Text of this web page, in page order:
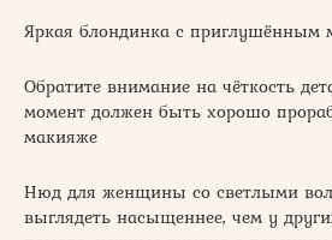
Яркая блондинка с приглушённым
Обратите внимание на чёткость
момент должен быть хорошо
макияже
Нюд для женщины со светлыми
выглядеть насыщеннее, чем у